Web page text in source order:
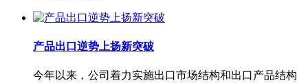
产品出口逆势上扬新突破
今年以来，公司着力实施出口市场结构和出口产品结构